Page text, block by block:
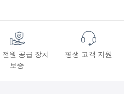
전원 공급 장치
보증
평생 고객 지원